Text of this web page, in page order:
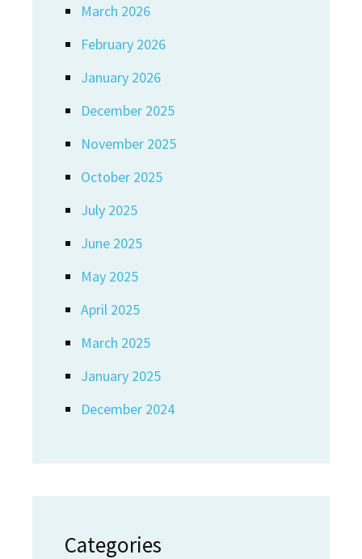
March 2026
February 2026
January 2026
December 2025
November 2025
October 2025
July 2025
June 2025
May 2025
April 2025
March 2025
January 2025
December 2024
Categories